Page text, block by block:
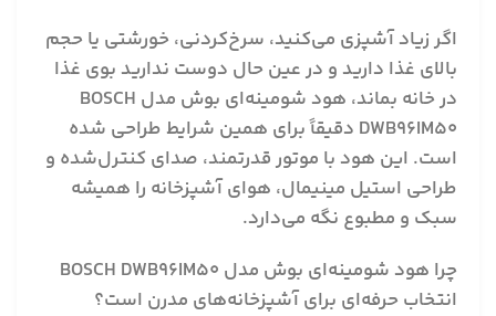
اگر زیاد آشپزی می‌کنید، سرخ‌کردنی، خورشتی یا حجم
بالای غذا دارید و در عین حال دوست ندارید بوی غذا
در خانه بماند، هود شومینه‌ای بوش مدل BOSCH
DWB96IM50 دقیقاً برای همین شرایط طراحی شده
است. این هود با موتور قدرتمند، صدای کنترل‌شده و
طراحی استیل مینیمال، هوای آشپزخانه را همیشه
سبک و مطبوع نگه می‌دارد.
چرا هود شومینه‌ای بوش مدل BOSCH DWB96IM50
انتخاب حرفه‌ای برای آشپزخانه‌های مدرن است؟